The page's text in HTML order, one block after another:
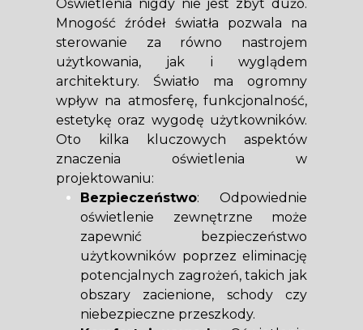
Oświetlenia nigdy nie jest zbyt dużo.
Mnogość źródeł światła pozwala na
sterowanie za równo nastrojem
użytkowania, jak i wyglądem
architektury. Światło ma ogromny
wpływ na atmosferę, funkcjonalność,
estetykę oraz wygodę użytkowników.
Oto kilka kluczowych aspektów
znaczenia oświetlenia w
projektowaniu:
Bezpieczeństwo: Odpowiednie
oświetlenie zewnętrzne może
zapewnić bezpieczeństwo
użytkowników poprzez eliminację
potencjalnych zagrożeń, takich jak
obszary zacienione, schody czy
niebezpieczne przeszkody.